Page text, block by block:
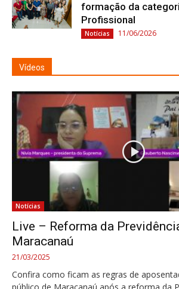
formação da
Profissional
Notícias 11/06/2026
Vídeos
Notícias
Live – Reforma da
Maracanaú
21/03/2025
Confira como ficam as regras de